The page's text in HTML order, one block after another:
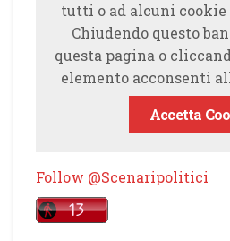
tutti o ad alcuni
Chiudendo questo
questa pagina o
elemento acconsenti
Accetta
Follow @Scenaripolitici